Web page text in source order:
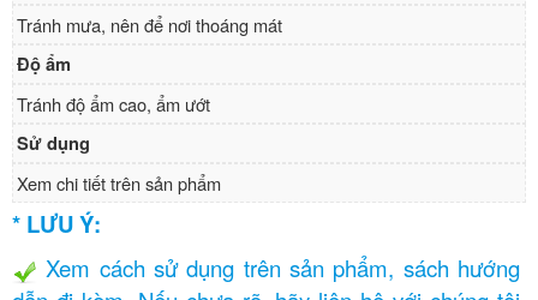
Tránh mưa, nên để nơi thoáng mát
Độ ẩm
Tránh độ ẩm cao, ẩm ướt
Sử dụng
Xem chi tiết trên sản phẩm
* LƯU Ý:
Xem cách sử dụng trên sản phẩm, sách hướng